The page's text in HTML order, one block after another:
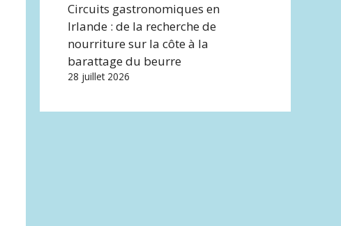
Circuits gastronomiques en
Irlande : de la recherche de
nourriture sur la côte à la
barattage du beurre
28 juillet 2026